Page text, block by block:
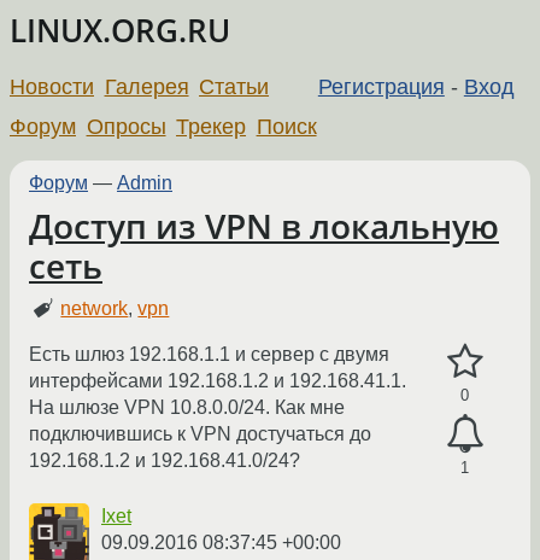
LINUX.ORG.RU
Регистрация - Вход
Новости Галерея Статьи
Форум Опросы Трекер Поиск
Форум — Admin
Доступ из VPN в локальную
сеть
network,vpn
0
1
Есть шлюз 192.168.1.1 и сервер с двумя
интерфейсами 192.168.1.2 и 192.168.41.1.
На шлюзе VPN 10.8.0.0/24. Как мне
подключившись к VPN достучаться до
192.168.1.2 и 192.168.41.0/24?
Ixet
09.09.2016 08:37:45 +00:00